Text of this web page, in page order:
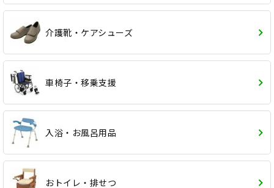
介護靴・ケアシューズ
車椅子・移乗支援
入浴・お風呂用品
おトイレ・排せつ